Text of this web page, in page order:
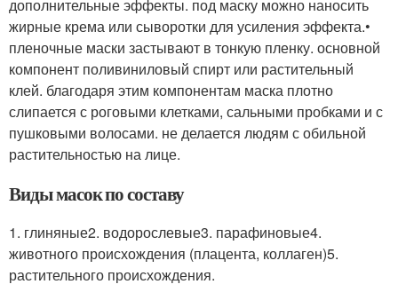
дополнительные эффекты. под маску можно наносить
жирные крема или сыворотки для усиления эффекта.•
пленочные маски застывают в тонкую пленку. основной
компонент поливиниловый спирт или растительный
клей. благодаря этим компонентам маска плотно
слипается с роговыми клетками, сальными пробками и с
пушковыми волосами. не делается людям с обильной
растительностью на лице.
Виды масок по составу
1. глиняные2. водорослевые3. парафиновые4.
животного происхождения (плацента, коллаген)5.
растительного происхождения.